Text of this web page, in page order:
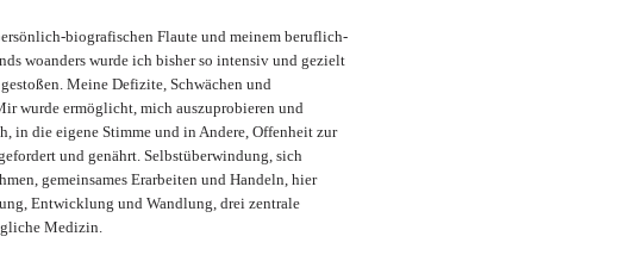
biografischen Flaute und meinem beruflich-
woanders wurde ich bisher so intensiv und gezielt
Meine Defizite, Schwächen und
wurde ermöglicht, mich auszuprobieren und
in die eigene Stimme und in Andere, Offenheit zur
und genährt. Selbstüberwindung, sich
gemeinsames Erarbeiten und Handeln, hier
Entwicklung und Wandlung, drei zentrale
Medizin.